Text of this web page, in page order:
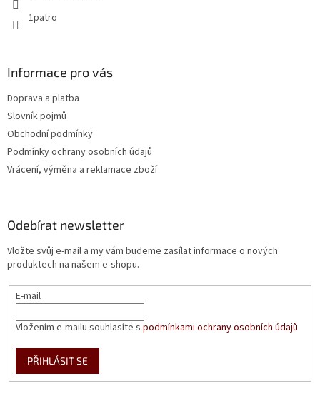
1patro
Informace pro vás
Doprava a platba
Slovník pojmů
Obchodní podmínky
Podmínky ochrany osobních údajů
Vrácení, výměna a reklamace zboží
Odebírat newsletter
Vložte svůj e-mail a my vám budeme zasílat informace o nových
produktech na našem e-shopu.
E-mail
Vložením e-mailu souhlasíte s podmínkami ochrany osobních údajů
PŘIHLÁSIT SE